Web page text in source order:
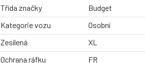
Třída značky
Budget
Kategorie vozu
Osobní
Zesílená
XL
Ochrana ráfku
FR